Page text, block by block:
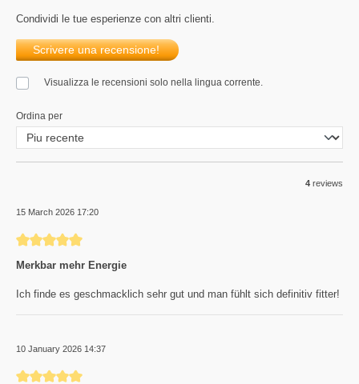
Condividi le tue esperienze con altri clienti.
Scrivere una recensione!
Visualizza le recensioni solo nella lingua corrente.
Ordina per
4 reviews
15 March 2026 17:20
Review with rating of 5 out of 5 stars
Merkbar mehr Energie
Ich finde es geschmacklich sehr gut und man fühlt sich definitiv fitter!
10 January 2026 14:37
Review with rating of 5 out of 5 stars